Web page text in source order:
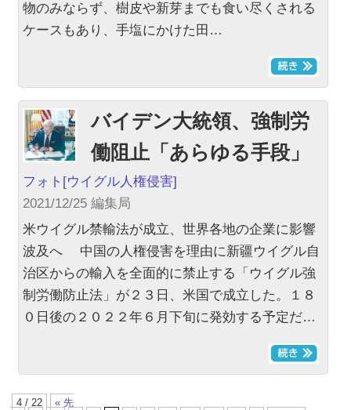
物のみならず、樹皮や新芽までも食い尽くされる
ケースもあり、手塩にかけた田…
バイデン大統領、強制労
働阻止「あらゆる手段」
フォト [ウイグル人権侵害]
2021/12/25 編集局
米ウイグル禁輸法が成立、世界各地の企業に影響
波及へ 中国の人権侵害を理由に新疆ウイグル自
治区からの輸入を全面的に禁止する「ウイグル強
制労働防止法」が２３日、米国で成立した。１８
０日後の２０２２年６月下旬に発効する予定だ…
4 / 22 « 先